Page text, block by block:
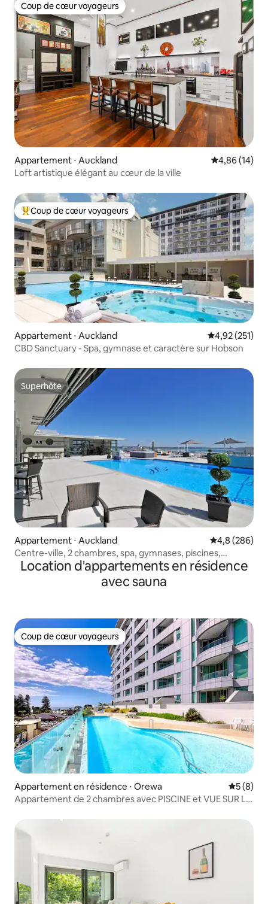
Coup de cœur voyageurs
Coup de cœur voyageurs
Appartement ⋅ Auckland Évaluation
4,86 (14)
Loft artistique élégant au cœur de la ville
Coups de cœur voyageurs les plus appréciés
Coup de cœur voyageurs
Appartement ⋅ Auckland Évaluation
4,92 (251)
CBD Sanctuary - Spa, gymnase et caractère sur Hobson
Superhôte
Superhôte
Appartement ⋅ Auckland Évaluation
4,8 (286)
Centre-ville, 2 chambres, spa, gymnases, piscines,
emplacement +
Location d'appartements en résidence
avec sauna
Coup de cœur voyageurs
Coup de cœur voyageurs
Appartement en résidence ⋅ Orewa
5 (8)
Appartement de 2 chambres avec PISCINE et VUE SUR LA